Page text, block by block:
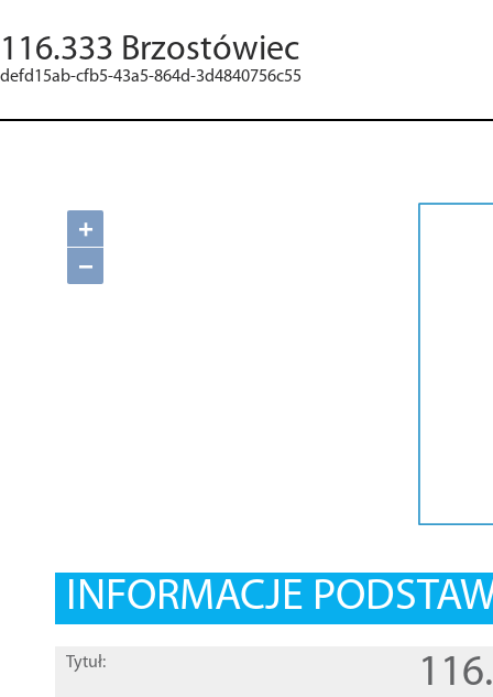
116.333 Brzostówiec
defd15ab-cfb5-43a5-864d-3d4840756c55
+
−
INFORMACJE
Tytuł: